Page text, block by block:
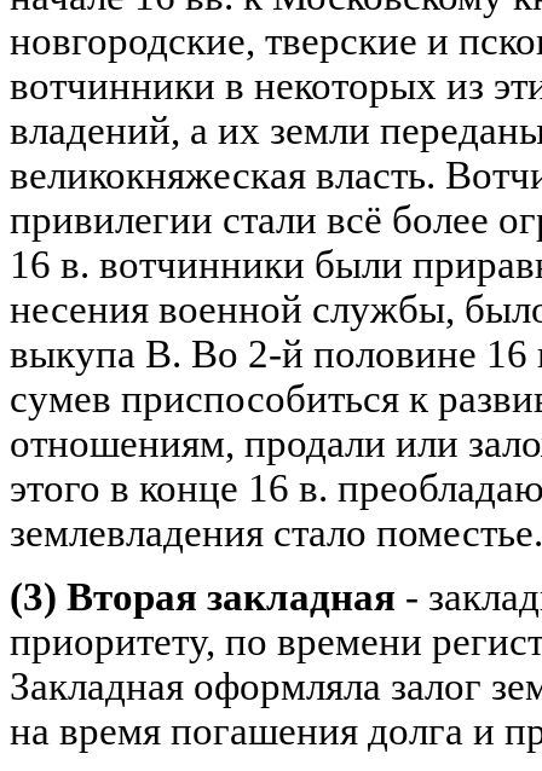
новгородские, тверские и
вотчинники в некоторых из
владений, а их земли
великокняжеская власть.
привилегии стали всё более
16 в. вотчинники были
несения военной службы,
выкупа В. Во 2-й половине 16
сумев приспособиться к
отношениям, продали или
этого в конце 16 в.
землевладения стало поместье.
(3) Вторая закладная -
приоритету, по времени
Закладная оформляла залог
на время погашения долга и